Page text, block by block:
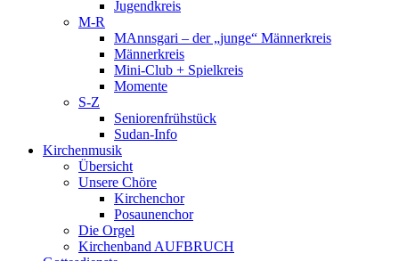
Jugendkreis
M-R
MAnnsgari – der „junge“ Männerkreis
Männerkreis
Mini-Club + Spielkreis
Momente
S-Z
Seniorenfrühstück
Sudan-Info
Kirchenmusik
Übersicht
Unsere Chöre
Kirchenchor
Posaunenchor
Die Orgel
Kirchenband AUFBRUCH